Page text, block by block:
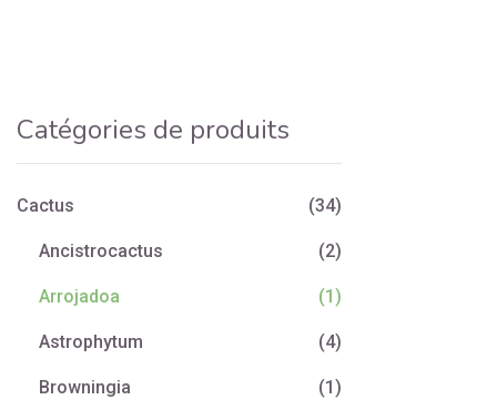
Catégories de produits
Cactus (34)
Ancistrocactus (2)
Arrojadoa (1)
Astrophytum (4)
Browningia (1)